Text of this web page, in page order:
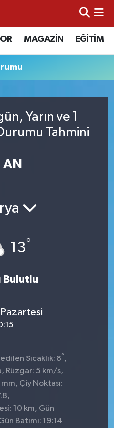
MAGAZİN EĞİTİM
Yarın ve 1
Tahmini
AN
13°
Bulutlu
Sıcaklık: 8° ,
Rüzgar: 5 km/s,
mm, Çiy Noktası:
10 km, Gün
Batımı: 19:14
Haritası
ve Fikstür